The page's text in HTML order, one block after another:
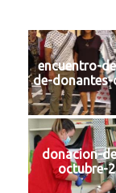
encuentro-
de-
donacion-
octubre-